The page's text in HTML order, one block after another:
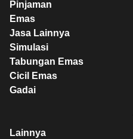
Pinjaman
Emas
Jasa Lainnya
Simulasi
Tabungan Emas
Cicil Emas
Gadai
Lainnya